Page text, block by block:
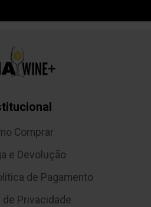
Comprar
e Devolução
de Pagamento
de Privacidade